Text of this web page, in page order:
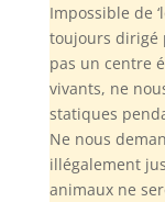
Impossible de
toujours dirigé
pas un centre
vivants, ne
statiques
Ne nous
illégalement
animaux ne